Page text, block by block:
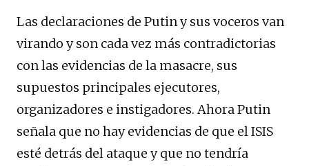
Las declaraciones de Putin y sus voceros van
virando y son cada vez más contradictorias
con las evidencias de la masacre, sus
supuestos principales ejecutores,
organizadores e instigadores. Ahora Putin
señala que no hay evidencias de que el ISIS
esté detrás del ataque y que no tendría